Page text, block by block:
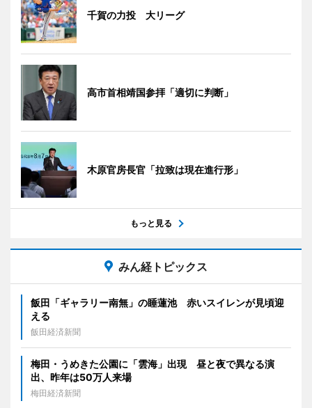
千賀の力投 大リーグ
高市首相靖国参拝「適切に判断」
木原官房長官「拉致は現在進行形」
もっと見る
みん経トピックス
飯田「ギャラリー南無」の睡蓮池 赤いスイレンが見頃迎
える
飯田経済新聞
梅田・うめきた公園に「雲海」出現 昼と夜で異なる演
出、昨年は50万人来場
梅田経済新聞